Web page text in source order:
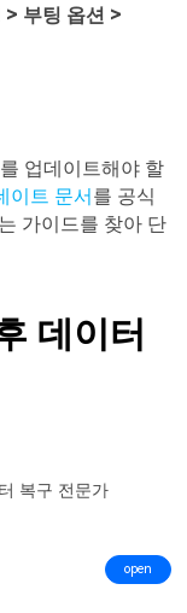
부팅 옵션 >
업데이트해야 할
이트 문서 를 공식
가이드를 찾아 단
데이터
복구 전문가
open